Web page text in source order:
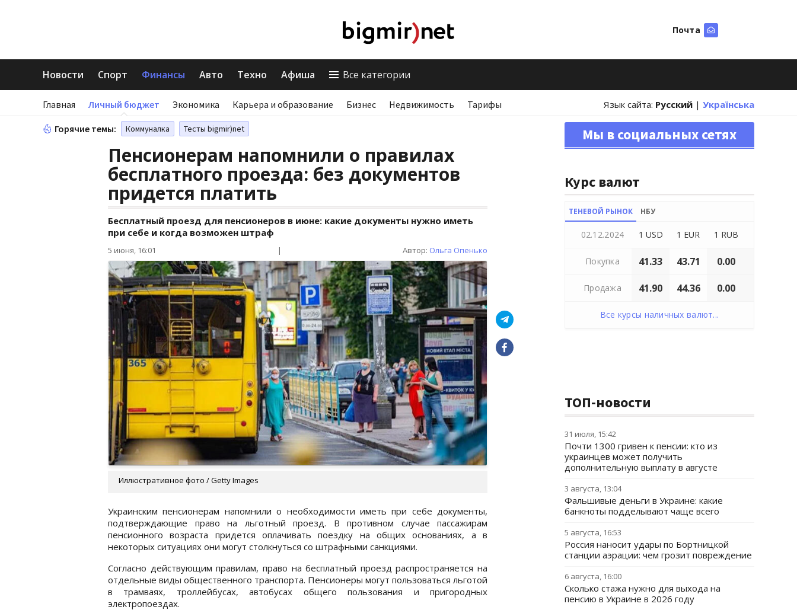
Почта
Новости Спорт Финансы Авто Техно Афиша Все категории
Главная Личный бюджет Экономика Карьера и образование Бизнес Недвижимость Тарифы Язык сайта: Русский | Українська
Горячие темы: Коммуналка Тесты bigmir)net
Пенсионерам напомнили о правилах
бесплатного проезда: без документов
придется платить
Бесплатный проезд для пенсионеров в июне: какие документы нужно иметь
при себе и когда возможен штраф
5 июня, 16:01 | Автор: Ольга Опенько
Иллюстративное фото / Getty Images
Украинским пенсионерам напомнили о необходимости иметь при себе документы,
подтверждающие право на льготный проезд. В противном случае пассажирам
пенсионного возраста придется оплачивать поездку на общих основаниях, а в
некоторых ситуациях они могут столкнуться со штрафными санкциями.
Согласно действующим правилам, право на бесплатный проезд распространяется на
отдельные виды общественного транспорта. Пенсионеры могут пользоваться льготой
в трамваях, троллейбусах, автобусах общего пользования и пригородных
электропоездах.
Мы в социальных сетях
Курс валют
ТЕНЕВОЙ РЫНОК НБУ
02.12.2024 1 USD 1 EUR 1 RUB
Покупка 41.33 43.71 0.00
Продажа 41.90 44.36 0.00
Все курсы наличных валют...
ТОП-новости
31 июля, 15:42
Почти 1300 гривен к пенсии: кто из
украинцев может получить
дополнительную выплату в августе
3 августа, 13:04
Фальшивые деньги в Украине: какие
банкноты подделывают чаще всего
5 августа, 16:53
Россия наносит удары по Бортницкой
станции аэрации: чем грозит повреждение
6 августа, 16:00
Сколько стажа нужно для выхода на
пенсию в Украине в 2026 году